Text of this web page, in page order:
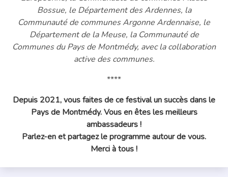
Bossue, le Département des Ardennes, la
Communauté de communes Argonne Ardennaise, le
Département de la Meuse, la Communauté de
Communes du Pays de Montmédy, avec la collaboration
active des communes.
****
Depuis 2021, vous faites de ce festival un succès dans le
Pays de Montmédy. Vous en êtes les meilleurs
ambassadeurs !
Parlez-en et partagez le programme autour de vous.
Merci à tous !